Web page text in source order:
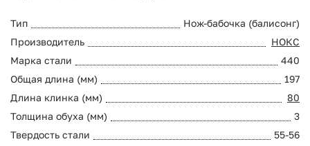
Тип
Нож-бабочка (балисонг)
Производитель
НОКС
Марка стали
440
Общая длина (мм)
197
Длина клинка (мм)
80
Толщина обуха (мм)
3
Твердость стали
55-56